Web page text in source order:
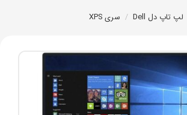
لپ تاپ دل Dell / سری XPS